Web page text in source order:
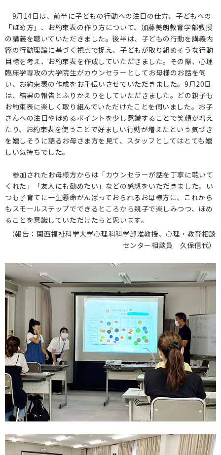
保護者の方へ
卒業生の方へ
企業の方へ
地域・一般の方へ
9月14日は、前半に子どもの行動への注目の仕方、子どもへの
「ほめ方」、お約束表の作り方について、加藤美朗教育学部教授
の講義を聴いていただきました。後半は、子どもの行動を講義内
容の行動理論に基づく視点で捉え、子どもが取り組めそうな行動
目標を考え、お約束表を作成していただきました。その際、心理
臨床学専攻の大学院生がカウンセラーとしてお母様のお話を伺
い、お約束表の作成をお手伝いさせていただきました。9月20日
は、結果の報告とふりかえりをしていただきました。どの親子も
お約束表に楽しく取り組んでいただけたことを伺いました。お子
さんへの注目やほめるポイントを少し意識することで笑顔が増え
たり、お約束表を使うことで好ましい行動が増えたという気づき
を嬉しそうに語るお母さま方を見て、スタッフとしてはとても嬉
しい気持ちでした。
参加されたお母様方からは「カウンセラーが話を丁寧に聴いて
くれた」「友人にも勧めたい」などの感想をいただきました。い
つも子育てに一生懸命がんばっておられるお母様方に、これから
もスモールステップでできるところから親子で楽しみつつ、ほめ
ることを意識していただけたらと思います。
（報告：関西福祉科学大学心理科科学部准教授、心理・教育相談
センター相談員 久保信代）